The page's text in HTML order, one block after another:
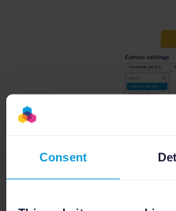
Consent